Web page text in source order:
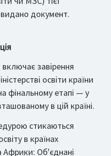
документ.
включає завірення
освіти країни
фінальному етапі — у
в цій країні.
стикаються
в країнах
Африки: Об'єднані